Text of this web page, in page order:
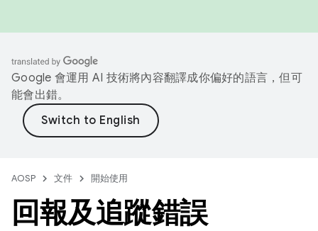
Google 會運用 AI 技術將內容翻譯成你偏好的語言，但可
能會出錯。
AOSP 文件 開始使用
回報及追蹤錯誤